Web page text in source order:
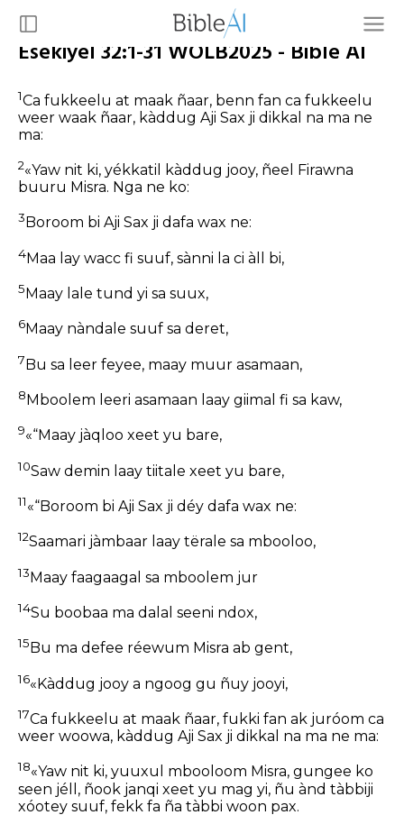
Esekiyel 32:1-31 WOLB2025 - Bible AI
1Ca fukkeelu at maak ñaar, benn fan ca fukkeelu
weer waak ñaar, kàddug Aji Sax ji dikkal na ma ne
ma:
2«Yaw nit ki, yékkatil kàddug jooy, ñeel Firawna
buuru Misra. Nga ne ko:
3 Boroom bi Aji Sax ji dafa wax ne:
4Maa lay wacc fi suuf, sànni la ci àll bi,
5 Maay lale tund yi sa suux,
6Maay nàndale suuf sa deret,
7Bu sa leer feyee, maay muur asamaan,
8 Mboolem leeri asamaan laay giimal fi sa kaw,
9«“Maay jàqloo xeet yu bare,
10Saw demin laay tiitale xeet yu bare,
11«“Boroom bi Aji Sax ji déy dafa wax ne:
12Saamari jàmbaar laay tërale sa mbooloo,
13Maay faagaagal sa mboolem jur
14Su boobaa ma dalal seeni ndox,
15 Bu ma defee réewum Misra ab gent,
16«Kàddug jooy a ngoog gu ñuy jooyi,
17Ca fukkeelu at maak ñaar, fukki fan ak juróom ca
weer woowa, kàddug Aji Sax ji dikkal na ma ne ma:
18«Yaw nit ki, yuuxul mbooloom Misra, gungee ko
seen jéll, ñook janqi xeet yu mag yi, ñu ànd tàbbiji
xóotey suuf, fekk fa ña tàbbi woon pax.